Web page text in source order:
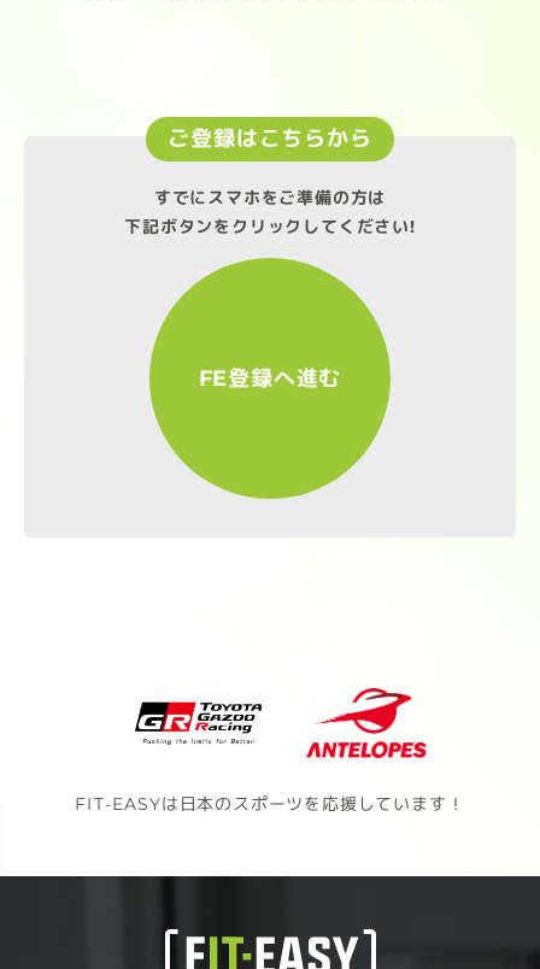
ご登録はこちらから
すでにスマホをご準備の方は
下記ボタンをクリックしてください!
FE登録へ進む
FIT-EASYは日本のスポーツを応援しています！